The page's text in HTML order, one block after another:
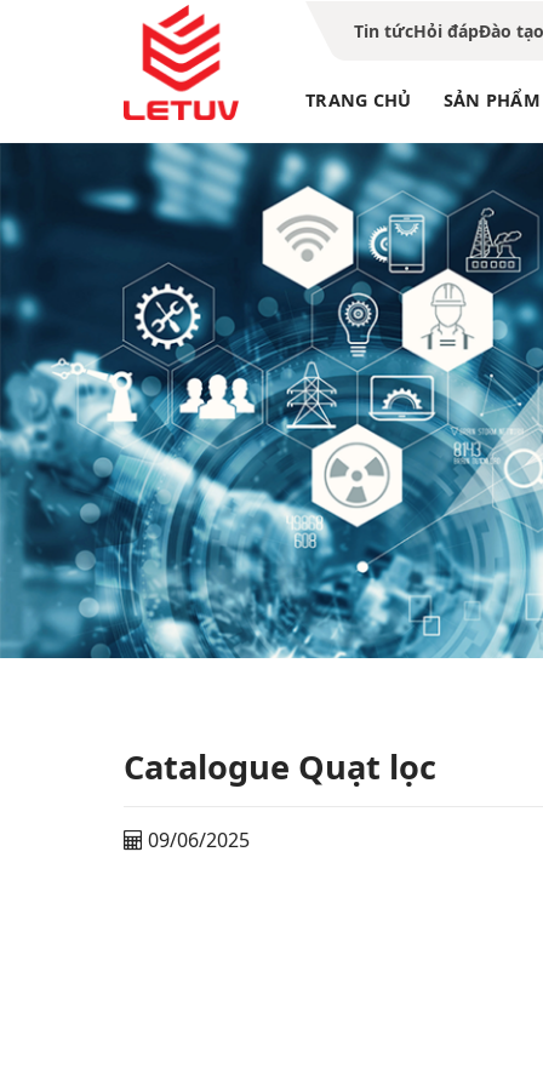
Tin tứcHỏi đápĐào tạo
TRANG CHỦ SẢN PHẨM
Catalogue Quạt lọc
09/06/2025